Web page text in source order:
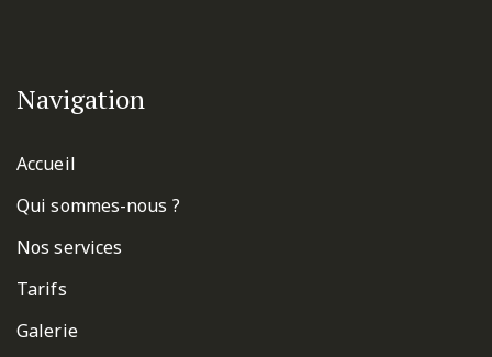
Navigation
Accueil
Qui sommes-nous ?
Nos services
Tarifs
Galerie